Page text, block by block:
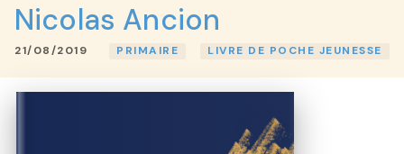
Nicolas Ancion
21/08/2019 PRIMAIRE LIVRE DE POCHE JEUNESSE